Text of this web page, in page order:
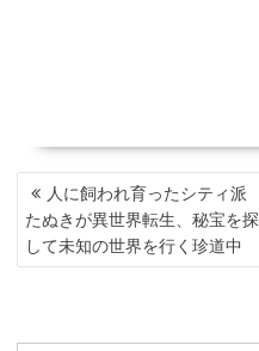
投
稿
ナ
ビ
シ
人に飼われ育ったシティ派
たぬきが異世界転生、秘宝を探
して未知の世界を行く珍道中